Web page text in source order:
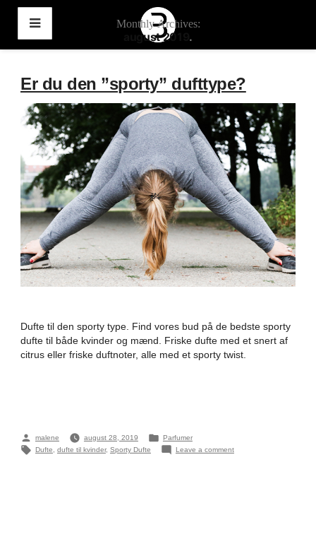
Videre
indhold
Monthly Archives:
august 2019
Er du den ”sporty” dufttype?
Dufte til den sporty type. Find vores bud på de bedste sporty
dufte til både kvinder og mænd. Friske dufte med et snert af
citrus eller friske duftnoter, alle med et sporty twist.
Posted
by
malene august 28, 2019
Posted
in
Parfumer
Tags:
Dufte dufte til kvinder, Sporty Dufte Leave a commenton